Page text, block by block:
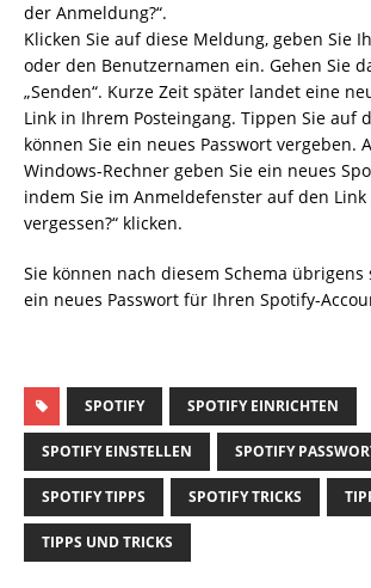
der Anmeldung?“.
Klicken Sie auf diese Meldung, geben Sie
oder den Benutzernamen ein. Gehen Sie
„Senden“. Kurze Zeit später landet eine
Link in Ihrem Posteingang. Tippen Sie auf
können Sie ein neues Passwort vergeben.
Windows-Rechner geben Sie ein neues
indem Sie im Anmeldefenster auf den Link
vergessen?“ klicken.
Sie können nach diesem Schema übrigens
ein neues Passwort für Ihren Spotify-
SPOTIFY SPOTIFY EINRICHTEN
SPOTIFY EINSTELLEN SPOTIFY
SPOTIFY TIPPS SPOTIFY TRICKS
TIPPS UND TRICKS